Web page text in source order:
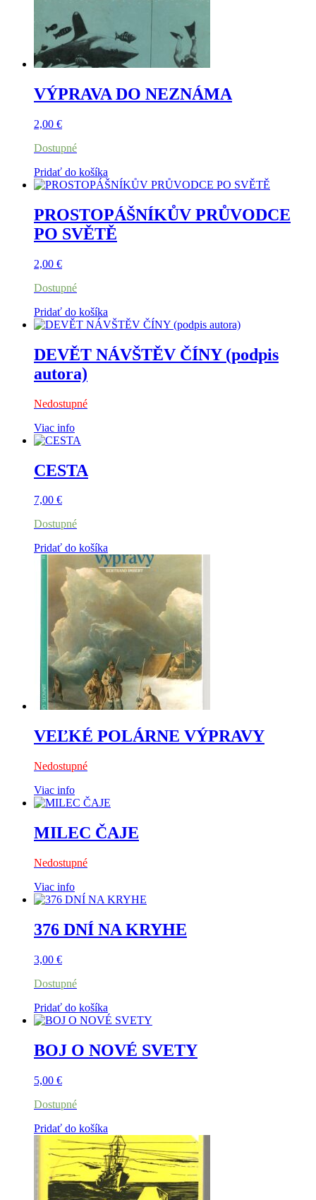
VÝPRAVA DO NEZNÁMA
2,00 €
Dostupné
Pridať do košíka
PROSTOPÁŠNÍKŮV PRŮVODCE
PO SVĚTĚ
2,00 €
Dostupné
Pridať do košíka
DEVĚT NÁVŠTĚV ČÍNY (podpis
autora)
Nedostupné
Viac info
CESTA
7,00 €
Dostupné
Pridať do košíka
VEĽKÉ POLÁRNE VÝPRAVY
Nedostupné
Viac info
MILEC ČAJE
Nedostupné
Viac info
376 DNÍ NA KRYHE
3,00 €
Dostupné
Pridať do košíka
BOJ O NOVÉ SVETY
5,00 €
Dostupné
Pridať do košíka